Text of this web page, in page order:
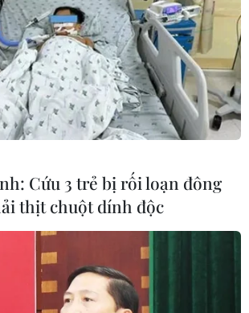
Cứu 3 trẻ bị rối loạn đông
thịt chuột dính độc